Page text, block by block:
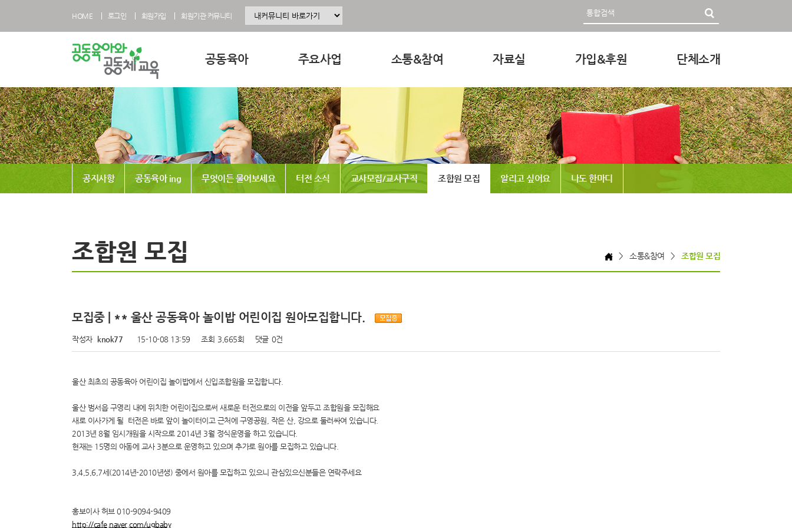
HOME 로그인 회원가입 회원기관 커뮤니티
공동육아
공동육아란
공동육아 영유아과정
공동육아 초등과정
공동육아사회적협동조합
전국공동육아현황
주요사업
주요사업소개
공동육아인증
현장조직사업
교육사업
연구사업
소통&참여
무엇이든 물어보세요
터전 소식
교사모집/교사구직
자료실
교육 · 운영자료
연구자료
참고도서
뉴스레터
동영상
가입&후원
회원가입 및 후원안내
단체소개
인사말
미션과 비전
조직
정관 & 재정
공지사항 공동육아 ing 무엇이든 물어보세요 터전 소식 교사모집/교사구직 조합원 모집 알리고 싶어요 나도 한마디
조합원 모집 > 소통&참여 > 조합원 모집
모집중 | ** 울산 공동육아 놀이밥 어린이집 원아모집합니다.
작성자 knok77 15-10-08 13:59 조회 3,665회 댓글 0건
울산 최초의 공동육아 어린이집 놀이밥에서 신입조합원을 모집합니다.
울산 범서읍 구영리 내에 위치한 어린이집으로써 새로운 터전으로의 이전을 앞두고 조합원을 모집해요
새로 이사가게 될 터전은 바로 앞이 놀이터이고 근처에 구영공원, 작은 산, 강으로 둘러싸여 있습니다.
2013년 8월 임시개원을 시작으로 2014년 3월 정식운영을 하고 있습니다.
현재는 15명의 아동에 교사 3분으로 운영하고 있으며 추가로 원아를 모집하고 있습니다.
3,4,5,6,7세(2014년-2010년생) 중에서 원아를 모집하고 있으니 관심있으신분들은 연락주세요
홍보이사 허브 010-9094-9409
http://cafe.naver.com/ugbaby